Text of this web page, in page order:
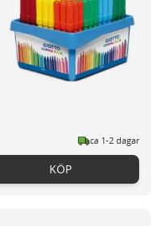
ca 1-2 dagar
KÖP